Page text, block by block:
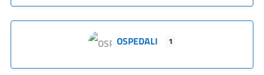
OSPEDALI 1